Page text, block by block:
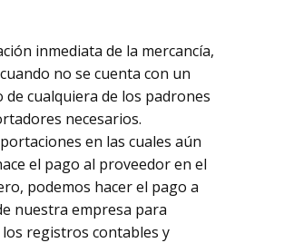
inmediata de la mercancía,
no se cuenta con un
de cualquiera de los padrones
necesarios.
en las cuales aún
el pago al proveedor en el
podemos hacer el pago a
nuestra empresa para
registros contables y